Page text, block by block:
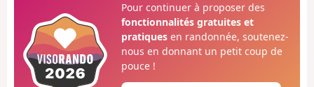
Pour continuer à proposer des
fonctionnalités gratuites et
pratiquesen randonnée, soutenez-
nous en donnant un petit coup de
pouce !